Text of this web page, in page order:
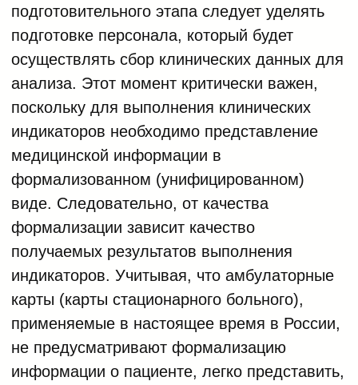
подготовительного этапа следует уделять
подготовке персонала, который будет
осуществлять сбор клинических данных для
анализа. Этот момент критически важен,
поскольку для выполнения клинических
индикаторов необходимо представление
медицинской информации в
формализованном (унифицированном)
виде. Следовательно, от качества
формализации зависит качество
получаемых результатов выполнения
индикаторов. Учитывая, что амбулаторные
карты (карты стационарного больного),
применяемые в настоящее время в России,
не предусматривают формализацию
информации о пациенте, легко представить,